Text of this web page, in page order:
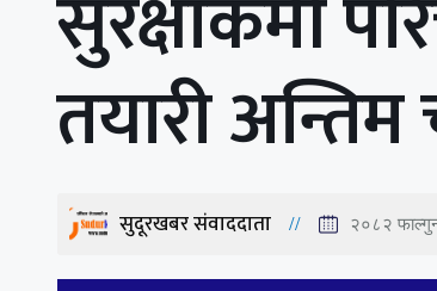
सुरक्षाकर्मी
तयारी
सुदूरखबर संवाददाता २०८२